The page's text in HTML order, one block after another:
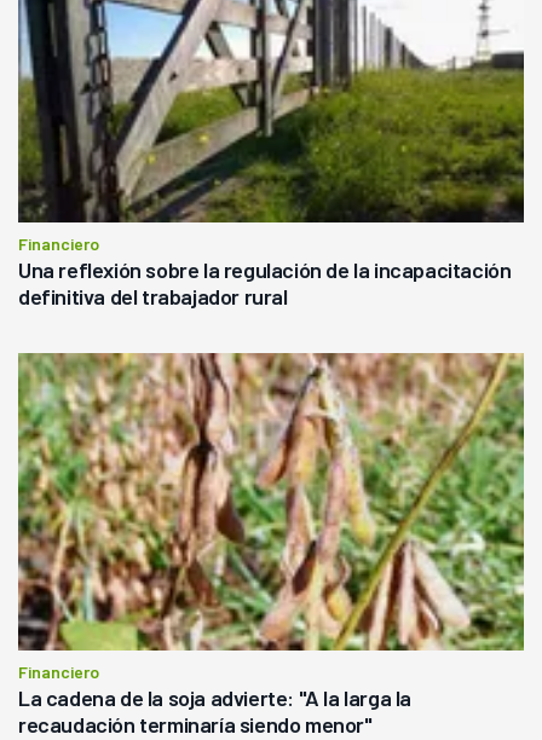
Financiero
Una reflexión sobre la regulación de la incapacitación
definitiva del trabajador rural
Financiero
La cadena de la soja advierte: "A la larga la
recaudación terminaría siendo menor"